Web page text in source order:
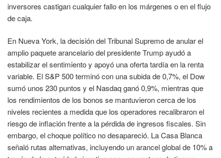
inversores castigan cualquier fallo en los márgenes o en el flujo
de caja.
En Nueva York, la decisión del Tribunal Supremo de anular el
amplio paquete arancelario del presidente Trump ayudó a
estabilizar el sentimiento y apoyó una oferta tardía en la renta
variable. El S&P 500 terminó con una subida de 0,7%, el Dow
sumó unos 230 puntos y el Nasdaq ganó 0,9%, mientras que
los rendimientos de los bonos se mantuvieron cerca de los
niveles recientes a medida que los operadores recalibraron el
riesgo de inflación frente a la pérdida de ingresos fiscales. Sin
embargo, el choque político no desapareció. La Casa Blanca
señaló rutas alternativas, incluyendo un arancel global de 10% a